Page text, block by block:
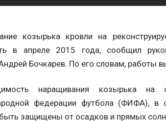
козырька кровли на
в апреле 2015 года, сообщил
Бочкарев. По его словам, работы
наращивания козырька на
федерации футбола (ФИФА), в
защищены от осадков и прямых